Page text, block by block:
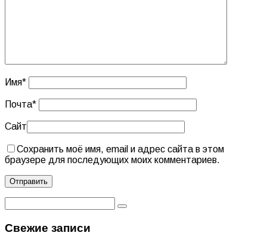
Имя*
Почта*
Сайт
Сохранить моё имя, email и адрес сайта в этом
браузере для последующих моих комментариев.
Свежие записи